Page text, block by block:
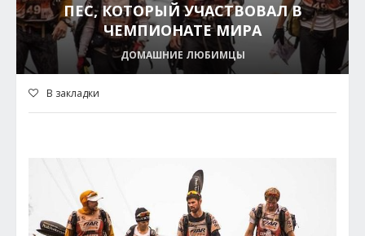
ПЕС, КОТОРЫЙ УЧАСТВОВАЛ В
ЧЕМПИОНАТЕ МИРА
ДОМАШНИЕ ЛЮБИМЦЫ
В закладки